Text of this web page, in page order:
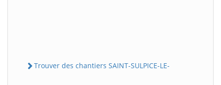
Trouver des chantiers SAINT-SULPICE-LE-